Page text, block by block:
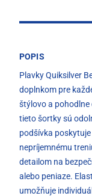
POPIS
Plavky Quiksilver
doplnkom pre
štýlovo a pohodlne
tieto šortky sú
podšívka
nepríjemnému
detailom na
alebo peniaze.
umožňuje